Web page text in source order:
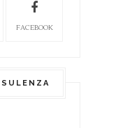
FACEBOOK